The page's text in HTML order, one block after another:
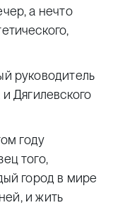
а нечто
руководитель
Дягилевского
году
того,
город в мире
и жить